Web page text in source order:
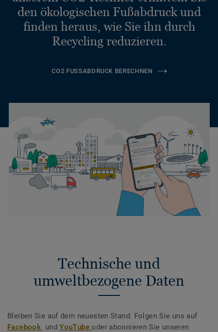
den ökologischen Fußabdruck und
finden heraus, wie Sie ihn durch
Recycling reduzieren.
CO2 FUSSABDRUCK BERECHNEN
Technische und
umweltbezogene Daten
Bleiben Sie auf dem neuesten Stand. Folgen Sie uns auf
Facebook undYouTubeoder abonnieren Sie unseren